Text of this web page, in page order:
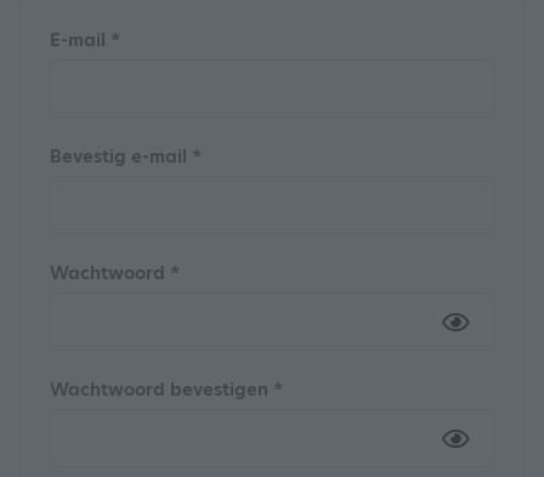
E-mail *
Bevestig e-mail *
Wachtwoord *
Wachtwoord bevestigen *